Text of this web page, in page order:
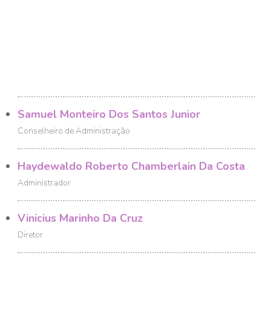
Samuel Monteiro Dos Santos Junior
Conselheiro de Administração
Haydewaldo Roberto Chamberlain Da Costa
Administrador
Vinicius Marinho Da Cruz
Diretor